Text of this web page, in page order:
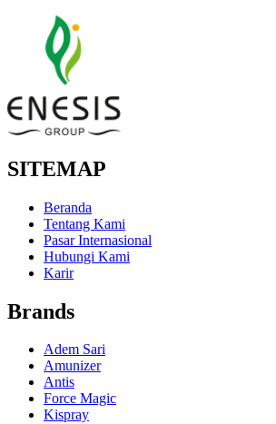
SITEMAP
Beranda
Tentang Kami
Pasar Internasional
Hubungi Kami
Karir
Brands
Adem Sari
Amunizer
Antis
Force Magic
Kispray